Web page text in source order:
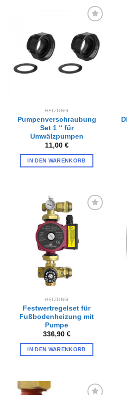
Wunschliste
hinzufügen
HEIZUNG
Pumpenverschraubung
Set 1 “ für
Umwälzpumpen
11,00 €
IN DEN WARENKORB
Wunschliste
hinzufügen
HEIZUNG
Festwertregelset für
Fußbodenheizung mit
Pumpe
336,90 €
IN DEN WARENKORB